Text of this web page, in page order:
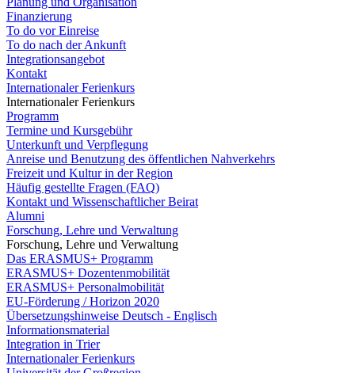
Finanzierung
To do vor Einreise
To do nach der Ankunft
Integrationsangebot
Kontakt
Internationaler Ferienkurs
Internationaler Ferienkurs
Programm
Termine und Kursgebühr
Unterkunft und Verpflegung
Anreise und Benutzung des öffentlichen Nahverkehrs
Freizeit und Kultur in der Region
Häufig gestellte Fragen (FAQ)
Kontakt und Wissenschaftlicher Beirat
Alumni
Forschung, Lehre und Verwaltung
Forschung, Lehre und Verwaltung
Das ERASMUS+ Programm
ERASMUS+ Dozentenmobilität
ERASMUS+ Personalmobilität
EU-Förderung / Horizon 2020
Übersetzungshinweise Deutsch - Englisch
Informationsmaterial
Integration in Trier
Internationaler Ferienkurs